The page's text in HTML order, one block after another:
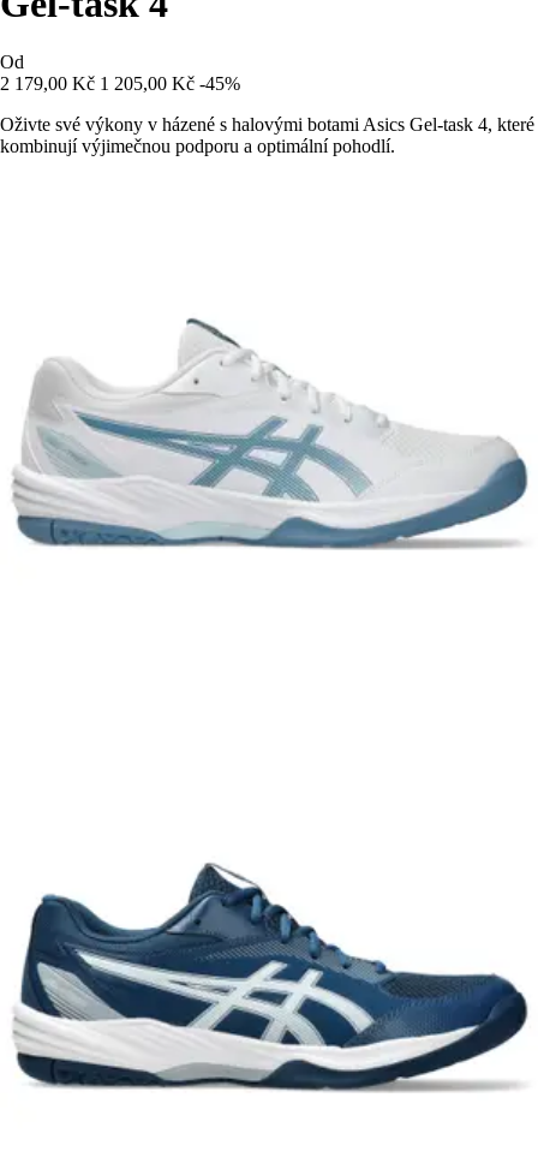
Od
2 179,00 Kč 1 205,00 Kč -45%
Oživte své výkony v házené s halovými botami Asics Gel-task 4, které
kombinují výjimečnou podporu a optimální pohodlí.